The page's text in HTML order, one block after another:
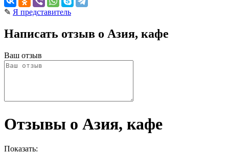
✎ Я представитель
Написать отзыв о Азия, кафе
Ваш отзыв
Отзывы о Азия, кафе
Показать: